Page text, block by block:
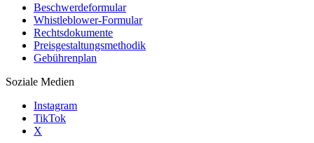
Beschwerdeformular
Whistleblower-Formular
Rechtsdokumente
Preisgestaltungsmethodik
Gebührenplan
Soziale Medien
Instagram
TikTok
X